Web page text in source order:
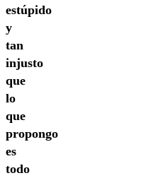
estúpido
y
tan
injusto
que
lo
que
propongo
es
todo